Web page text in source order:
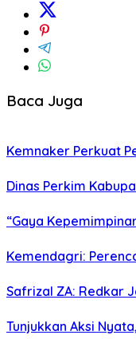
Baca Juga
Kemnaker Perkuat
Dinas Perkim
“Gaya
Kemendagri:
Safrizal ZA: Redkar
Tunjukkan Aksi